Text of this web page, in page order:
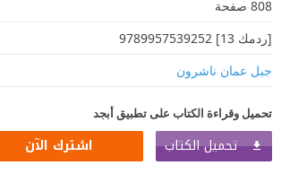
808 صفحة
[ردمك 13] 9789957539252
جبل عمان ناشرون
تحميل وقراءة الكتاب على تطبيق أبجد
تحميل الكتاب اشترك الآن